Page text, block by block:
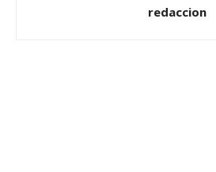
redaccion